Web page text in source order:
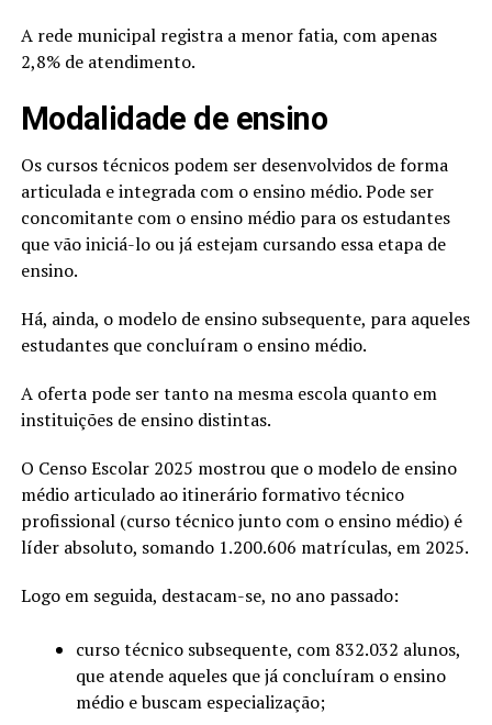
A rede municipal registra a menor fatia, com apenas
2,8% de atendimento.
Modalidade de ensino
Os cursos técnicos podem ser desenvolvidos de forma
articulada e integrada com o ensino médio. Pode ser
concomitante com o ensino médio para os estudantes
que vão iniciá-lo ou já estejam cursando essa etapa de
ensino.
Há, ainda, o modelo de ensino subsequente, para aqueles
estudantes que concluíram o ensino médio.
A oferta pode ser tanto na mesma escola quanto em
instituições de ensino distintas.
O Censo Escolar 2025 mostrou que o modelo de ensino
médio articulado ao itinerário formativo técnico
profissional (curso técnico junto com o ensino médio) é
líder absoluto, somando 1.200.606 matrículas, em 2025.
Logo em seguida, destacam-se, no ano passado:
curso técnico subsequente, com 832.032 alunos,
que atende aqueles que já concluíram o ensino
médio e buscam especialização;